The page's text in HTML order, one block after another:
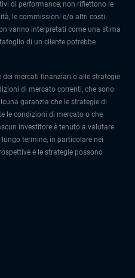
di performance, non riflettono le
le commissioni e/o altri costi.
vanno interpretati come una stima
di un cliente potrebbe
dei mercati finanziari o alle strategie
di mercato correnti, che sono
garanzia che le strategie di
le condizioni di mercato o che
investitore è tenuto a valutare
termine, in particolare nei
e le strategie possono